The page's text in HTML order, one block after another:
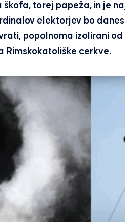
škofa, torej papeža, in je
elektorjev bo
popolnoma izolirani
cerkve.